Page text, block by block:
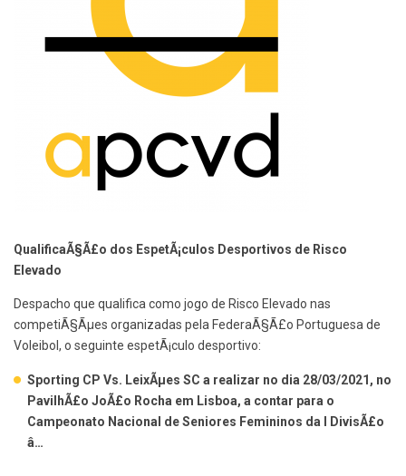
QualificaÃ§Ã£o dos EspetÃ¡culos Desportivos de Risco
Elevado
Despacho que qualifica como jogo de Risco Elevado nas
competiÃ§Ãµes organizadas pela FederaÃ§Ã£o Portuguesa de
Voleibol, o seguinte espetÃ¡culo desportivo:
Sporting CP Vs. LeixÃµes SC a realizar no dia 28/03/2021, no
PavilhÃ£o JoÃ£o Rocha em Lisboa, a contar para o
Campeonato Nacional de Seniores Femininos da I DivisÃ£o
â…